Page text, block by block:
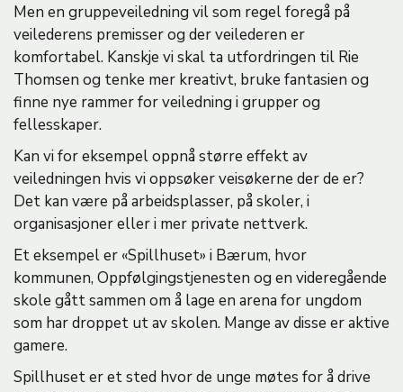
Men en gruppeveiledning vil som regel foregå på
veilederens premisser og der veilederen er
komfortabel. Kanskje vi skal ta utfordringen til Rie
Thomsen og tenke mer kreativt, bruke fantasien og
finne nye rammer for veiledning i grupper og
fellesskaper.
Kan vi for eksempel oppnå større effekt av
veiledningen hvis vi oppsøker veisøkerne der de er?
Det kan være på arbeidsplasser, på skoler, i
organisasjoner eller i mer private nettverk.
Et eksempel er «Spillhuset» i Bærum, hvor
kommunen, Oppfølgingstjenesten og en videregående
skole gått sammen om å lage en arena for ungdom
som har droppet ut av skolen. Mange av disse er aktive
gamere.
Spillhuset er et sted hvor de unge møtes for å drive